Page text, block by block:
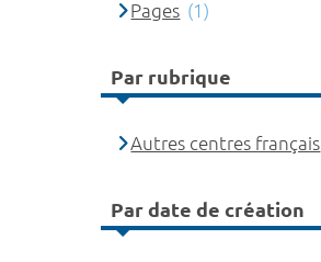
Pages (1)
Par rubrique
Autres centres français
Par date de création